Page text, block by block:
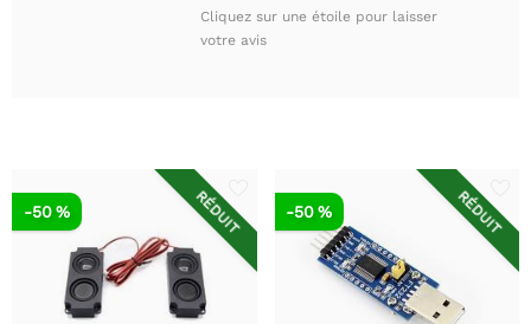
Cliquez sur une étoile pour laisser
votre avis
RÉDUIT
-50 % RÉDUIT
-50 %